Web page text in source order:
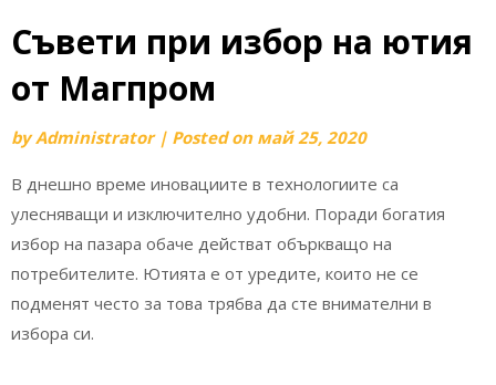
Съвети при избор на ютия
от Магпром
byAdministrator | Posted on май 25, 2020
В днешно време иновациите в технологиите са
улесняващи и изключително удобни. Поради богатия
избор на пазара обаче действат объркващо на
потребителите. Ютията е от уредите, които не се
подменят често за това трябва да сте внимателни в
избора си.